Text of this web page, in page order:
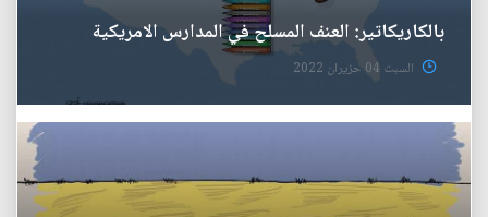
بالكاريكاتير: العنف المسلح في المدارس الامريكية
السبت 04 حزيران 2022